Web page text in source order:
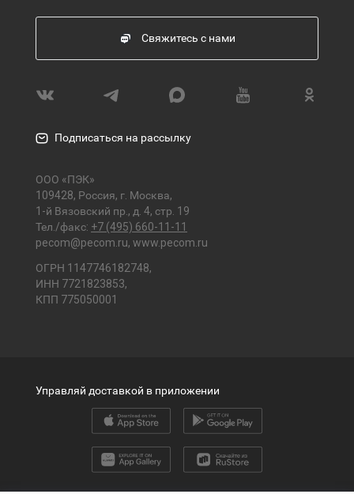
Свяжитесь с нами
Подписаться на рассылку
ООО «ПЭК»
109428, Россия, г. Москва,
1-й Вязовский пр., д. 4, стр. 19
Тел./факс: +7 (495) 660-11-11
pecom@pecom.ru, www.pecom.ru
ОГРН 1147746182748,
ИНН 7721823853,
КПП 775050001
Управляй доставкой в приложении